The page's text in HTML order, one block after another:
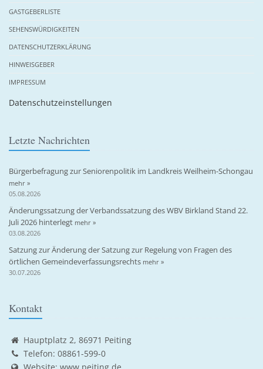
GASTGEBERLISTE
SEHENSWÜRDIGKEITEN
DATENSCHUTZERKLÄRUNG
HINWEISGEBER
IMPRESSUM
Datenschutzeinstellungen
Letzte Nachrichten
Bürgerbefragung zur Seniorenpolitik im Landkreis Weilheim-Schongau
mehr »
05.08.2026
Änderungssatzung der Verbandssatzung des WBV Birkland Stand 22.
Juli 2026 hinterlegt mehr »
03.08.2026
Satzung zur Änderung der Satzung zur Regelung von Fragen des
örtlichen Gemeindeverfassungsrechts mehr »
30.07.2026
Kontakt
Hauptplatz 2, 86971 Peiting
Telefon: 08861-599-0